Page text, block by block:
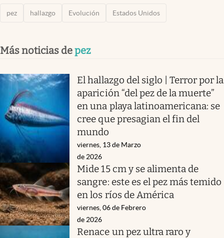
pez hallazgo Evolución Estados Unidos
Más noticias depez
El hallazgo del siglo | Terror por la
aparición “del pez de la muerte”
en una playa latinoamericana: se
cree que presagian el fin del
mundo
viernes, 13 de Marzo
de 2026
Mide 15 cm y se alimenta de
sangre: este es el pez más temido
en los ríos de América
viernes, 06 de Febrero
de 2026
Renace un pez ultra raro y